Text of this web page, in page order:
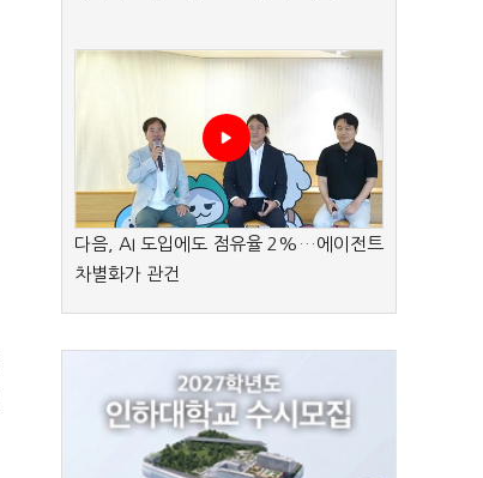
다음, AI 도입에도 점유율 2%…에이전트
차별화가 관건